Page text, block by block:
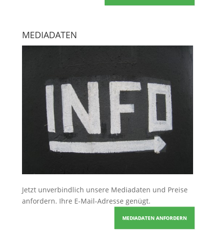
MEDIADATEN
Jetzt unverbindlich unsere Mediadaten und Preise
anfordern. Ihre E-Mail-Adresse genügt.
MEDIADATEN ANFORDERN